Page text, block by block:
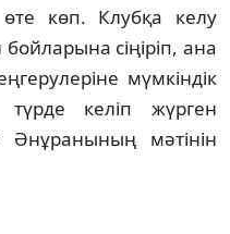
көп. Клубқа келу
сіңіріп, ана
мүмкіндік
түрде келіп жүрген
Әнұранының мәтінін